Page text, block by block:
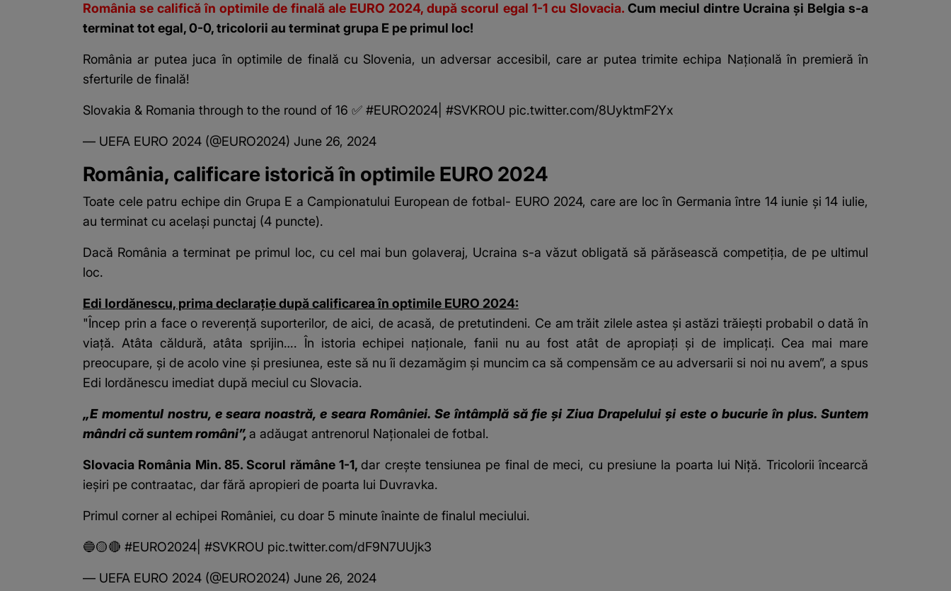
România se califică în optimile de finală ale EURO 2024, după scorul egal 1-1 cu Slovacia. Cum meciul dintre Ucraina și Belgia s-a
terminat tot egal, 0-0, tricolorii au terminat grupa E pe primul loc!
România ar putea juca în optimile de finală cu Slovenia, un adversar accesibil, care ar putea trimite echipa Națională în premieră în
sferturile de finală!
Slovakia & Romania through to the round of 16 ✅ #EURO2024 #SVKROU pic.twitter.com/8UyktmF2Yx
— UEFA EURO 2024 (@EURO2024) June 26, 2024
România, calificare istorică în optimile EURO 2024
Toate cele patru echipe din Grupa E a Campionatului European de fotbal- EURO 2024, care are loc în Germania între 14 iunie şi 14 iulie,
au terminat cu acelaşi punctaj (4 puncte).
Dacă România a terminat pe primul loc, cu cel mai bun golaveraj, Ucraina s-a văzut obligată să părăsească competiția, de pe ultimul
loc.
Edi Iordănescu, prima declarație după calificarea în optimile EURO 2024:
"Încep prin a face o reverență suporterilor, de aici, de acasă, de pretutindeni. Ce am trăit zilele astea și astăzi trăiești probabil o dată în
viață. Atâta căldură, atâta sprijin…. În istoria echipei naționale, fanii nu au fost atât de apropiați și de implicați. Cea mai mare
preocupare, și de acolo vine și presiunea, este să nu îi dezamăgim și muncim ca să compensăm ce au adversarii si noi nu avem”, a spus
Edi Iordănescu imediat după meciul cu Slovacia.
„E momentul nostru, e seara noastră, e seara României. Se întâmplă să fie și Ziua Drapelului și este o bucurie în plus. Suntem
mândri că suntem români”,a adăugat antrenorul Naționalei de fotbal.
Slovacia România Min. 85. Scorul rămâne 1-1,dar crește tensiunea pe final de meci, cu presiune la poarta lui Niță. Tricolorii încearcă
ieșiri pe contraatac, dar fără apropieri de poarta lui Duvravka.
Primul corner al echipei României, cu doar 5 minute înainte de finalul meciului.
🔵🟡🔴 #EURO2024 #SVKROU pic.twitter.com/dF9N7UUjk3
— UEFA EURO 2024 (@EURO2024) June 26, 2024